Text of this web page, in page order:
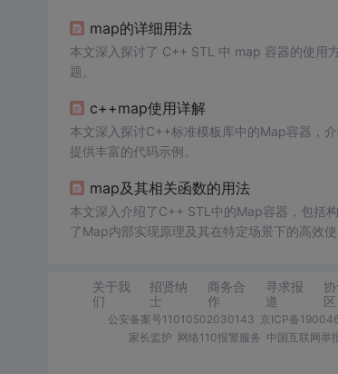
map的详细用法
本文深入探讨了 C++ STL 中 map 容器的使用
题。
c++map使用详解
本文深入探讨C++标准模板库中的Map容器，
提供丰富的代码示例。
map及其相关函数的用法
本文深入介绍了C++ STL中的Map容器，包括
了Map内部实现原理及其在特定场景下的高效使
关于我
们
招贤纳
士
商务合
作
寻求报
道
区
公安备案号11010502030143 京ICP备
家长监护 网络110报警服务 中国互联网举